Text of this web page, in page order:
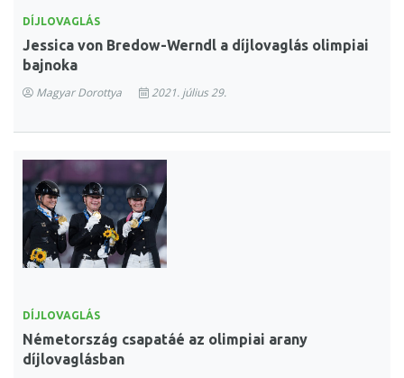
DÍJLOVAGLÁS
Jessica von Bredow-Werndl a díjlovaglás olimpiai
bajnoka
Magyar Dorottya 2021. július 29.
DÍJLOVAGLÁS
Németország csapatáé az olimpiai arany
díjlovaglásban